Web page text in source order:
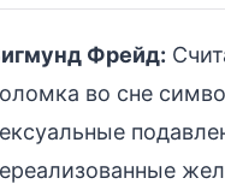
Фрейд:
во сне